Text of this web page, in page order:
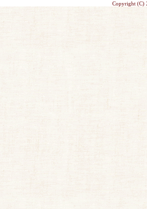
Copyright (C)